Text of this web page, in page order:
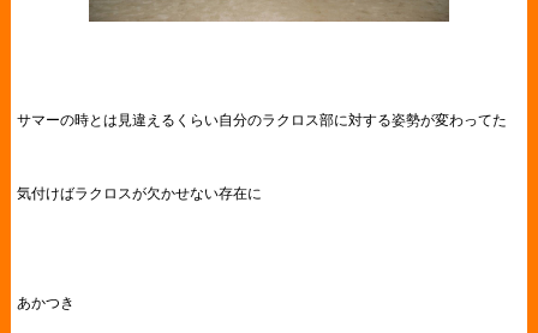
サマーの時とは見違えるくらい自分のラクロス部に対する姿勢が変わってた
気付けばラクロスが欠かせない存在に
あかつき